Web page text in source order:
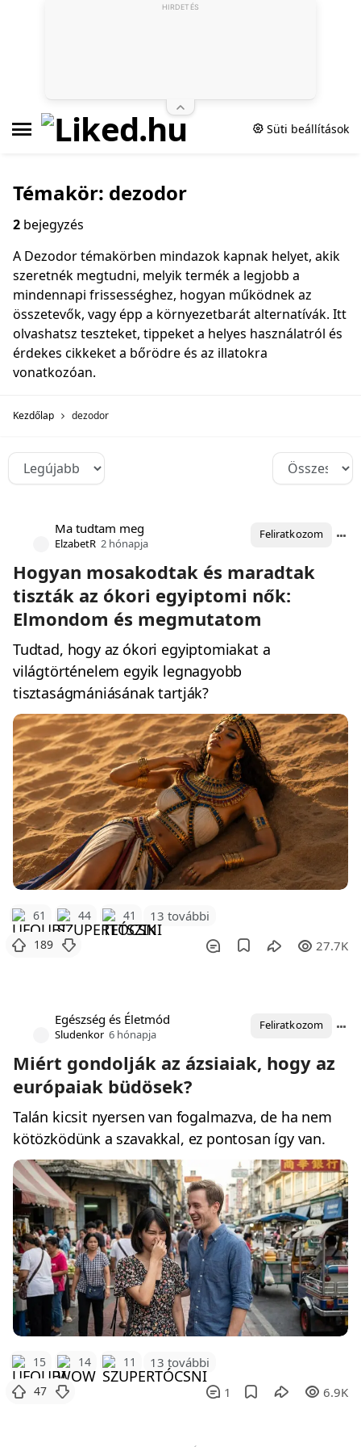
Süti beállítások
Témakör: dezodor
2 bejegyzés
A Dezodor témakörben mindazok kapnak helyet, akik
szeretnék megtudni, melyik termék a legjobb a
mindennapi frissességhez, hogyan működnek az
összetevők, vagy épp a környezetbarát alternatívák. Itt
olvashatsz teszteket, tippeket a helyes használatról és
érdekes cikkeket a bőrödre és az illatokra
vonatkozóan.
Kezdőlap dezodor
Ma tudtam meg
ElzabetR 2 hónapja
Feliratkozom
Hogyan mosakodtak és maradtak
tiszták az ókori egyiptomi nők:
Elmondom és megmutatom
Tudtad, hogy az ókori egyiptomiakat a
világtörténelem egyik legnagyobb
tisztaságmániásának tartják?
61 44 41 13 további
189 27.7K
Egészség és Életmód
Sludenkor 6 hónapja
Feliratkozom
Miért gondolják az ázsiaiak, hogy az
európaiak büdösek?
Talán kicsit nyersen van fogalmazva, de ha nem
kötözködünk a szavakkal, ez pontosan így van.
15 14 11 13 további
47 1 6.9K
HIRDETÉS